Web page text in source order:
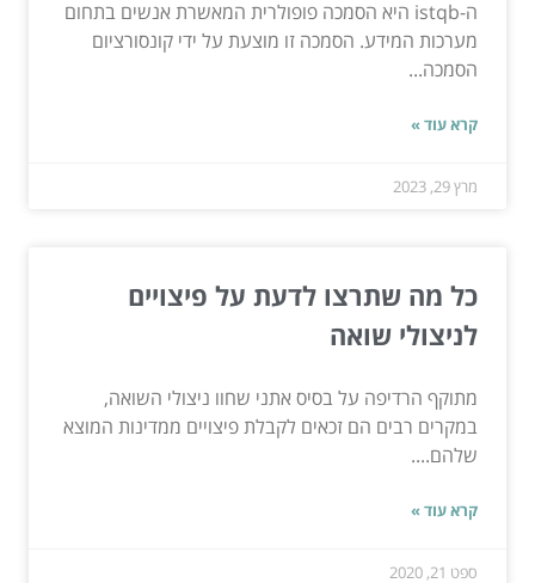
ה-istqb היא הסמכה פופולרית המאשרת אנשים בתחום
מערכות המידע. הסמכה זו מוצעת על ידי קונסורציום
הסמכה...
קרא עוד »
מרץ 29, 2023
כל מה שתרצו לדעת על פיצויים
לניצולי שואה
מתוקף הרדיפה על בסיס אתני שחוו ניצולי השואה,
במקרים רבים הם זכאים לקבלת פיצויים ממדינות המוצא
שלהם....
קרא עוד »
ספט 21, 2020